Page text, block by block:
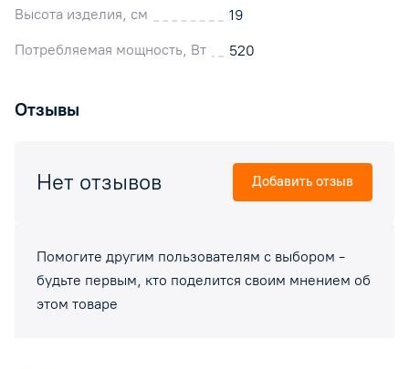
Высота изделия, см
19
Потребляемая мощность, Вт
520
Отзывы
Помогите другим пользователям с выбором -
будьте первым, кто поделится своим мнением об
этом товаре
Нет отзывов Добавить отзыв